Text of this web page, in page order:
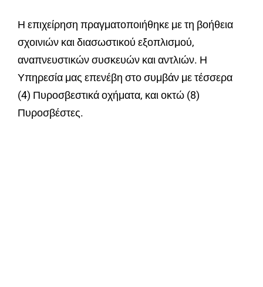
Η επιχείρηση πραγματοποιήθηκε με τη βοήθεια
σχοινιών και διασωστικού εξοπλισμού,
αναπνευστικών συσκευών και αντλιών. Η
Υπηρεσία μας επενέβη στο συμβάν με τέσσερα
(4) Πυροσβεστικά οχήματα, και οκτώ (8)
Πυροσβέστες.